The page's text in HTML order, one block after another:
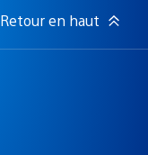
Retour en haut